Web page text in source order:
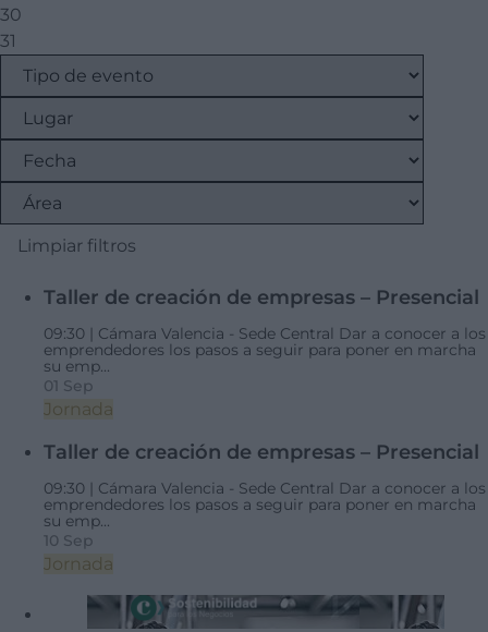
30
31
Limpiar filtros
Taller de creación de empresas – Presencial
09:30 | Cámara Valencia - Sede Central Dar a conocer a los
emprendedores los pasos a seguir para poner en marcha
su emp...
01 Sep
Jornada
Taller de creación de empresas – Presencial
09:30 | Cámara Valencia - Sede Central Dar a conocer a los
emprendedores los pasos a seguir para poner en marcha
su emp...
10 Sep
Jornada